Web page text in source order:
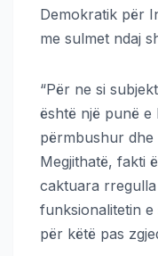
Demokratik për
me sulmet ndaj
“Për ne si
është një punë
përmbushur
Megjithatë, fakti
caktuara
funksionalitetin
për këtë pas